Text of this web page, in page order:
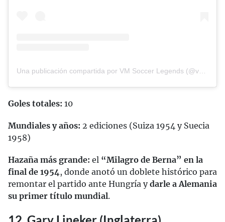
Goles totales: 10
Mundiales y años: 2 ediciones (Suiza 1954 y Suecia
1958)
Hazaña más grande: el “Milagro de Berna” en la
final de 1954 , donde anotó un doblete histórico para
remontar el partido ante Hungría ydarle a Alemania
su primer título mundial.